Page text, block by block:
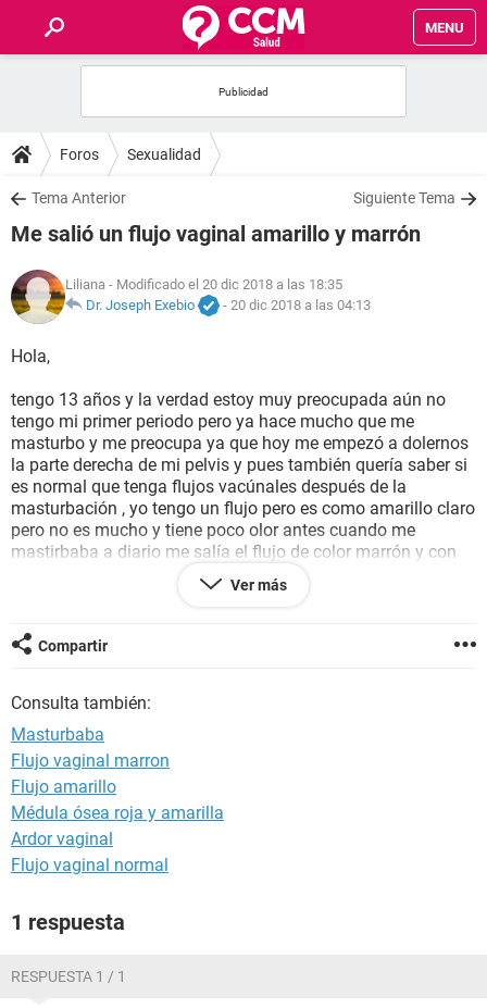
MENU
FOROS
SALUD
NUTRICIÓN
BIENESTAR
SEXUALIDAD
GLOSARIO
Foros Sexualidad
Tema Anterior Siguiente Tema
Me salió un flujo vaginal amarillo y marrón
Liliana - Modificado el 20 dic 2018 a las 18:35
Dr. Joseph Exebio
- 20 dic 2018 a las 04:13
Hola,
tengo 13 años y la verdad estoy muy preocupada aún no
tengo mi primer periodo pero ya hace mucho que me
masturbo y me preocupa ya que hoy me empezó a dolernos
la parte derecha de mi pelvis y pues también quería saber si
es normal que tenga flujos vacúnales después de la
masturbación , yo tengo un flujo pero es como amarillo claro
pero no es mucho y tiene poco olor antes cuando me
mastirbaba a diario me salía el flujo de color marrón y con
un olor fuerte pero ahora no y también quería saber que si
nos mastirbamis podemos llegar a tener algún tipo de
que me quinten las dudas por favor tengo mucha
preocupación porque siento qu estoy mal , ante si que me
mi periodo eso puede afectar o restrasar cuando tenga mi
primer periodo ayudas
Ver más
Compartir
Consulta también:
Masturbaba
Flujo vaginal marron
Flujo amarillo
Médula ósea roja y amarilla
Ardor vaginal
Flujo vaginal normal
1 respuesta
RESPUESTA 1 / 1